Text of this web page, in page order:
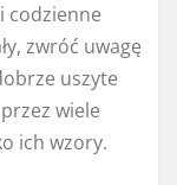
codzienne
zwróć uwagę
uszyte
wiele
ich wzory.